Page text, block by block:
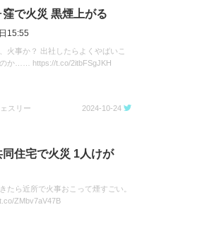
で火災 黒煙上がる
15:55
火事か？ 出社したらよくやばいこ
か…… https://t.co/2itbFSgJKH
スリー 2024-10-24
住宅で火災 1人けが
たら近所で火事おこって煙すごい。
ZMbv7aV47B